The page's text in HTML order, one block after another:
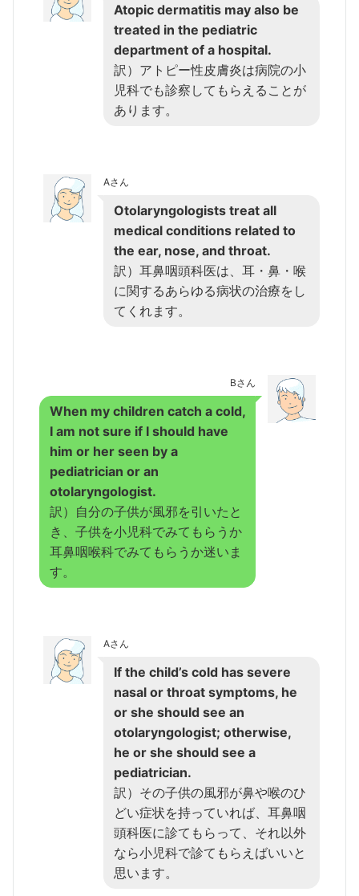
Atopic dermatitis may also be
treated in the pediatric
department of a hospital.
訳）アトピー性皮膚炎は病院の小
児科でも診察してもらえることが
あります。
Aさん
Otolaryngologists treat all
medical conditions related to
the ear, nose, and throat.
訳）耳鼻咽頭科医は、耳・鼻・喉
に関するあらゆる病状の治療をし
てくれます。
Bさん
When my children catch a cold,
I am not sure if I should have
him or her seen by a
pediatrician or an
otolaryngologist.
訳）自分の子供が風邪を引いたと
き、子供を小児科でみてもらうか
耳鼻咽喉科でみてもらうか迷いま
す。
Aさん
If the child’s cold has severe
nasal or throat symptoms, he
or she should see an
otolaryngologist; otherwise,
he or she should see a
pediatrician.
訳）その子供の風邪が鼻や喉のひ
どい症状を持っていれば、耳鼻咽
頭科医に診てもらって、それ以外
なら小児科で診てもらえばいいと
思います。